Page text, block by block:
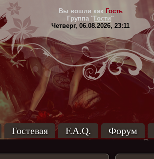
Вы вошли как Гость
Группа " Гости"
Четверг, 06.08.2026, 23:11
Гостевая F.A.Q. Форум